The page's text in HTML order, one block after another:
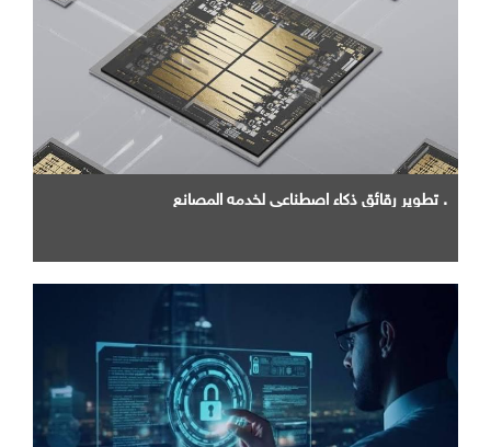
. تطوير رقائق ذكاء اصطناعي لخدمه المصانع